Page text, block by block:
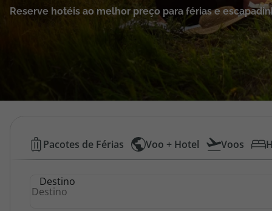
Área de Cliente
Reserve hotéis ao melhor preço para férias e
Hotéis
Baratos
Pacotes de Férias Voo + Hotel Voos
Destino